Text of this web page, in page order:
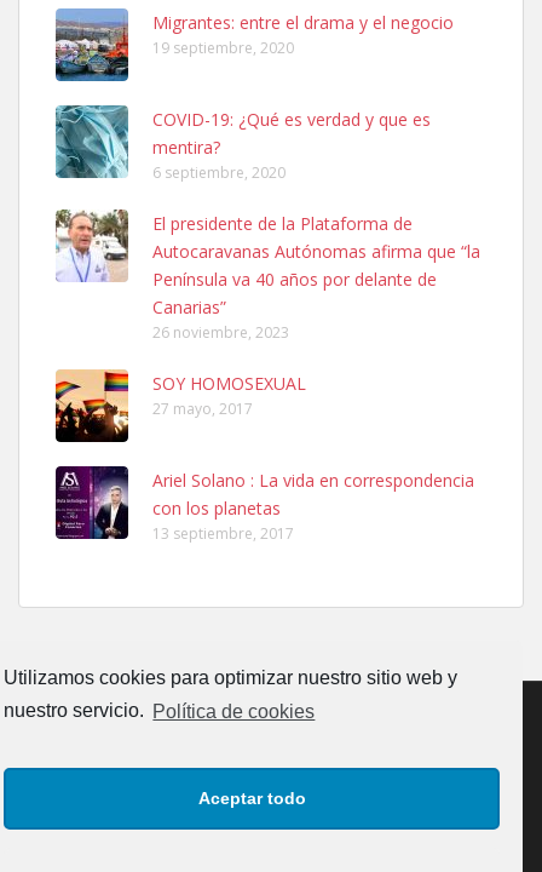
Utilizamos cookies para optimizar nuestro sitio web y
nuestro servicio. Política de cookies
Aceptar todo
Leales.org » Gran Canaria
Ninfa perdida
El día 5 se los perdió una ninfa papillera, asustada tiene miedo a la
calle, se perdió por la zon...
Leales.org » Gran Canaria
6.7.2025
Adopcion
Busco casa de acogida para mi perrita ya que por temas de trabajo
no la puedo tener. Solo gente r...
Gata joven encontrada
Gata joven encontrada en zona calle San Bernardo de Las Palmas
Migrantes: entre el drama y el negocio
19 septiembre, 2020
COVID-19: ¿Qué es verdad y que es
mentira?
6 septiembre, 2020
El presidente de la Plataforma de
Autocaravanas Autónomas afirma que “la
Península va 40 años por delante de
Canarias”
26 noviembre, 2023
SOY HOMOSEXUAL
27 mayo, 2017
Ariel Solano : La vida en correspondencia
con los planetas
13 septiembre, 2017
POLÍTICA DE COOKIES (UE)